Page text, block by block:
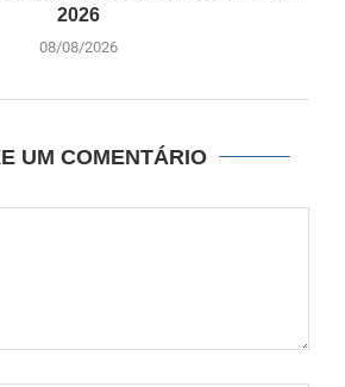
2026
08/08/2026
UM COMENTÁRIO